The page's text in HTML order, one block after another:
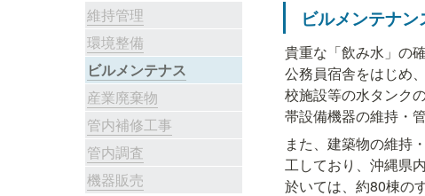
維持管理
環境整備
ビルメンテナス
産業廃棄物
管内補修工事
管内調査
機器販売
ビルメンテナン
貴重な「飲み水」の
公務員宿舎をはじめ
校施設等の水タンク
帯設備機器の維持・
また、建築物の維持
工しており、沖縄県
於いては、約80棟の